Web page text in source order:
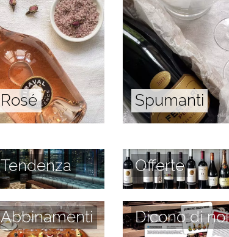
Rosé Spumanti
Tendenza Offerte
Abbinamenti Dicono di noi